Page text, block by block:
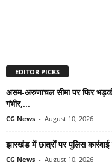
EDITOR PICKS
असम-अरुणाचल सीमा पर फिर भड़की
गंभीर,...
CG News - August 10, 2026
झारखंड में छात्रों पर पुलिस
CG News - August 10, 2026